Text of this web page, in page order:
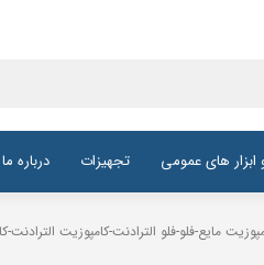
ابزار های عمومی تجهیزات درباره ما
مایع-فلو-فلو الترادنت-کامپوزیت الترادنت-